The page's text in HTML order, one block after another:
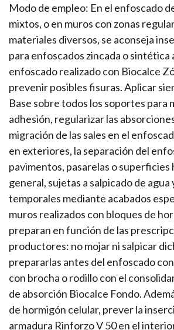
Modo de empleo: En el enfoscado
mixtos, o en muros con zonas
materiales diversos, se aconseja
para enfoscados zincada o sintética
enfoscado realizado con Biocalce
prevenir posibles fisuras. Aplicar
Base sobre todos los soportes para
adhesión, regularizar las
migración de las sales en el
en exteriores, la separación del
pavimentos, pasarelas o superficies
general, sujetas a salpicado de
temporales mediante acabados
muros realizados con bloques de
preparan en función de las
productores: no mojar ni salpicar
prepararlas antes del enfoscado
con brocha o rodillo con el
de absorción Biocalce Fondo.
de hormigón celular, prever la
armadura Rinforzo V 50 en el